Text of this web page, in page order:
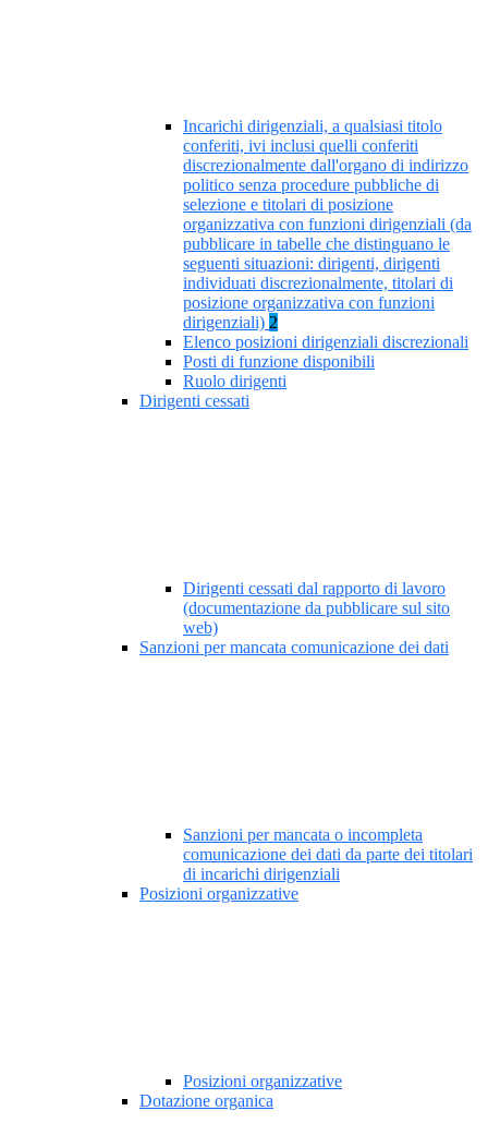
Incarichi dirigenziali, a qualsiasi titolo
conferiti, ivi inclusi quelli conferiti
discrezionalmente dall'organo di indirizzo
politico senza procedure pubbliche di
selezione e titolari di posizione
organizzativa con funzioni dirigenziali (da
pubblicare in tabelle che distinguano le
seguenti situazioni: dirigenti, dirigenti
individuati discrezionalmente, titolari di
posizione organizzativa con funzioni
dirigenziali) 2
Elenco posizioni dirigenziali discrezionali
Posti di funzione disponibili
Ruolo dirigenti
Dirigenti cessati
Dirigenti cessati dal rapporto di lavoro
(documentazione da pubblicare sul sito
web)
Sanzioni per mancata comunicazione dei dati
Sanzioni per mancata o incompleta
comunicazione dei dati da parte dei titolari
di incarichi dirigenziali
Posizioni organizzative
Posizioni organizzative
Dotazione organica